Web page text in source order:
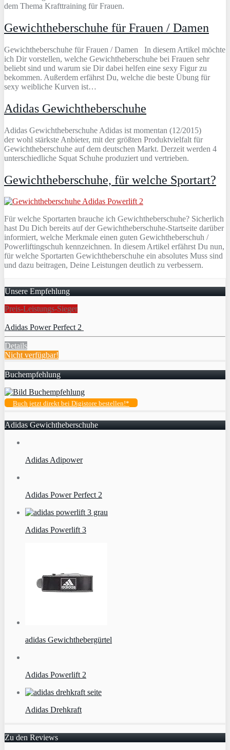
dem Thema Krafttraining für Frauen.
Gewichtheberschuhe für Frauen / Damen
Gewichtheberschuhe für Frauen / Damen In diesem Artikel möchte
ich Dir vorstellen, welche Gewichtheberschuhe bei Frauen sehr
beliebt sind und warum sie Dir dabei helfen eine sexy Figur zu
bekommen. Außerdem erfährst Du, welche die beste Übung für
sexy weibliche Kurven ist…
Adidas Gewichtheberschuhe
Adidas Gewichtheberschuhe Adidas ist momentan (12/2015)
der wohl stärkste Anbieter, mit der größten Produktvielfalt für
Gewichtheberschuhe auf dem deutschen Markt. Derzeit werden 4
unterschiedliche Squat Schuhe produziert und vertrieben.
Gewichtheberschuhe, für welche Sportart?
Für welche Sportarten brauche ich Gewichtheberschuhe? Sicherlich
hast Du Dich bereits auf der Gewichtheberschuhe-Startseite darüber
informiert, welche Merkmale einen guten Gewichtheberschuh /
Powerliftingschuh kennzeichnen. In diesem Artikel erfährst Du nun,
für welche Sportarten Gewichtheberschuhe ein absolutes Muss sind
und dazu beitragen, Deine Leistungen deutlich zu verbessern.
Unsere Empfehlung
Preis-Leistungs-Sieger
Adidas Power Perfect 2
Details
Nicht verfügbar!
Buchempfehlung
Buch jetzt direkt bei Digistore bestellen!*
Adidas Gewichtheberschuhe
Adidas Adipower
Adidas Power Perfect 2
Adidas Powerlift 3
adidas Gewichthebergürtel
Adidas Powerlift 2
Adidas Drehkraft
Zu den Reviews